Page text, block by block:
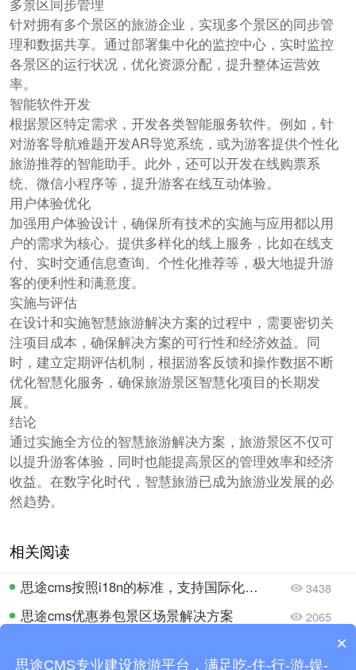
多景区同步管理
针对拥有多个景区的旅游企业，实现多个景区的同步管
理和数据共享。通过部署集中化的监控中心，实时监控
各景区的运行状况，优化资源分配，提升整体运营效
率。
智能软件开发
根据景区特定需求，开发各类智能服务软件。例如，针
对游客导航难题开发AR导览系统，或为游客提供个性化
旅游推荐的智能助手。此外，还可以开发在线购票系
统、微信小程序等，提升游客在线互动体验。
用户体验优化
加强用户体验设计，确保所有技术的实施与应用都以用
户的需求为核心。提供多样化的线上服务，比如在线支
付、实时交通信息查询、个性化推荐等，极大地提升游
客的便利性和满意度。
实施与评估
在设计和实施智慧旅游解决方案的过程中，需要密切关
注项目成本，确保解决方案的可行性和经济效益。同
时，建立定期评估机制，根据游客反馈和操作数据不断
优化智慧化服务，确保旅游景区智慧化项目的长期发
展。
结论
通过实施全方位的智慧旅游解决方案，旅游景区不仅可
以提升游客体验，同时也能提高景区的管理效率和经济
收益。在数字化时代，智慧旅游已成为旅游业发展的必
然趋势。
相关阅读
思途cms按照i18n的标准，支持国际化业务开拓 3438
思途cms优惠券包景区场景解决方案 2065
×
思途CMS专业建设旅游平台，满足吃-住-行-游-娱-